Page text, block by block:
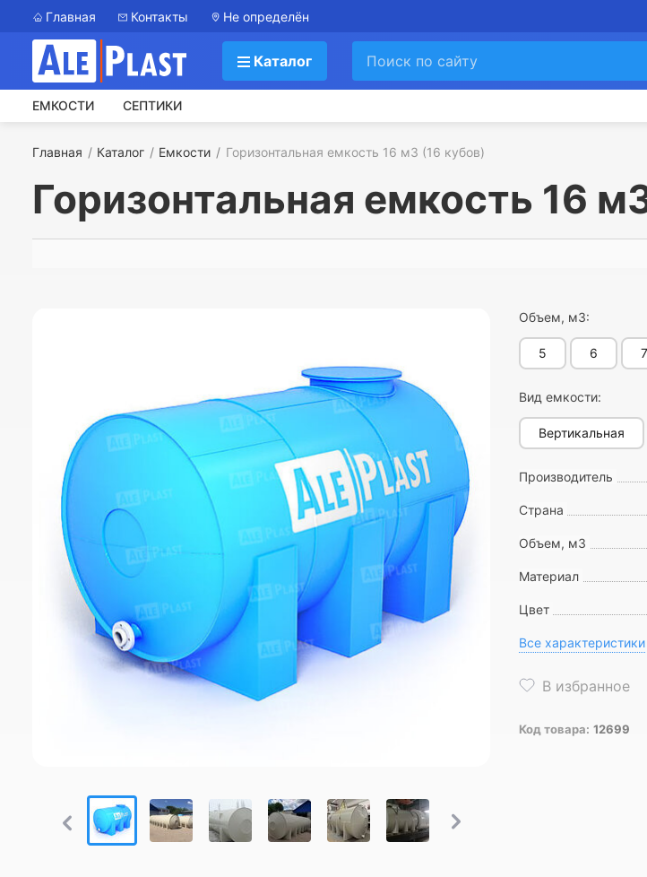
Главная Контакты Не определён
Каталог
ЕМКОСТИ СЕПТИКИ
Главная Каталог Емкости Горизонтальная емкость 16 м3 (16 кубов)
Горизонтальная емкость 16
Объем, м3:
5 6 7
Вид емкости:
Вертикальная
Производитель
Страна
Объем, м3
Материал
Цвет
Все характеристики
Код товара: 12699